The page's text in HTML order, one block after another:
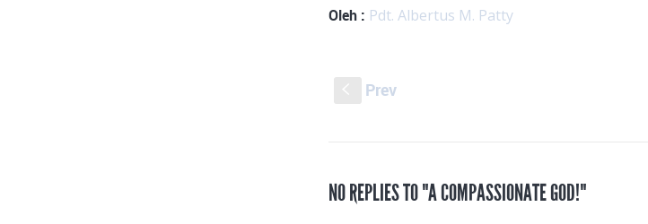
Oleh : Pdt. Albertus M. Patty
Prev
NO REPLIES TO "A COMPASSIONATE GOD!"